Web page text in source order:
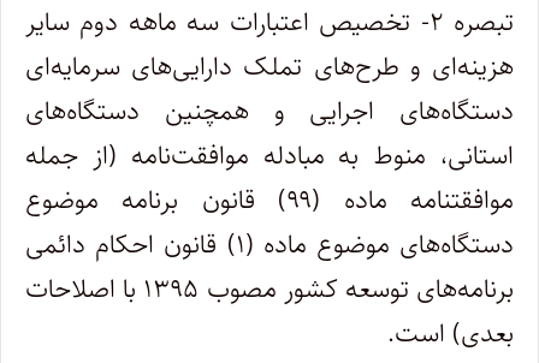
تبصره ۲- تخصیص اعتبارات سه ماهه دوم سایر
هزینه‌ای و طرح‌های تملک دارایی‌های سرمایه‌ای
دستگاه‌های اجرایی و همچنین دستگاه‌های
استانی، منوط به مبادله موافقت‌نامه (از جمله
موافقتنامه ماده (۹۹) قانون برنامه موضوع
دستگاه‌های موضوع ماده (۱) قانون احکام دائمی
برنامه‌های توسعه کشور مصوب ۱۳۹۵ با اصلاحات
بعدی) است.